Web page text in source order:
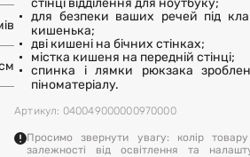
для безпеки ваших речей під
кишенька;
дві кишені на бічних стінках;
містка кишеня на передній стінці;
cпинка і лямки рюкзака
піноматеріалу.
Артикул: 040049000000970000
Просимо звернути увагу: колір
залежності від освітлення та